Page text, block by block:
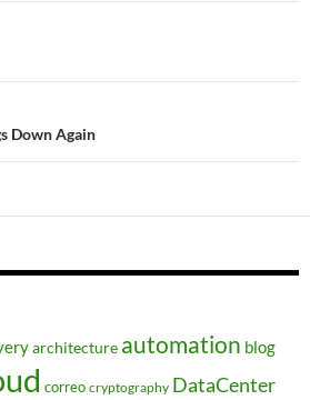
Down Again
architecture automation blog
correo cryptography DataCenter